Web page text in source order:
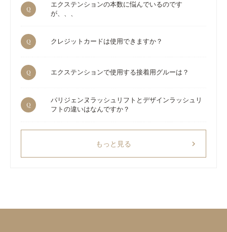
Q
エクステンションの本数に悩んでいるのです
が、、、
Q クレジットカードは使用できますか？
Q エクステンションで使用する接着用グルーは？
Q
パリジェンヌラッシュリフトとデザインラッシュリ
フトの違いはなんですか？
もっと見る chevron_right